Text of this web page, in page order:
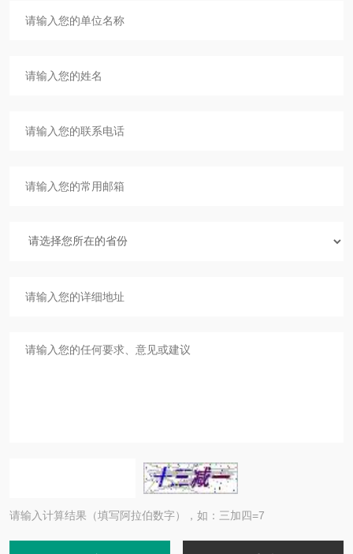
请输入计算结果（填写阿拉伯数字），如：三加四=7